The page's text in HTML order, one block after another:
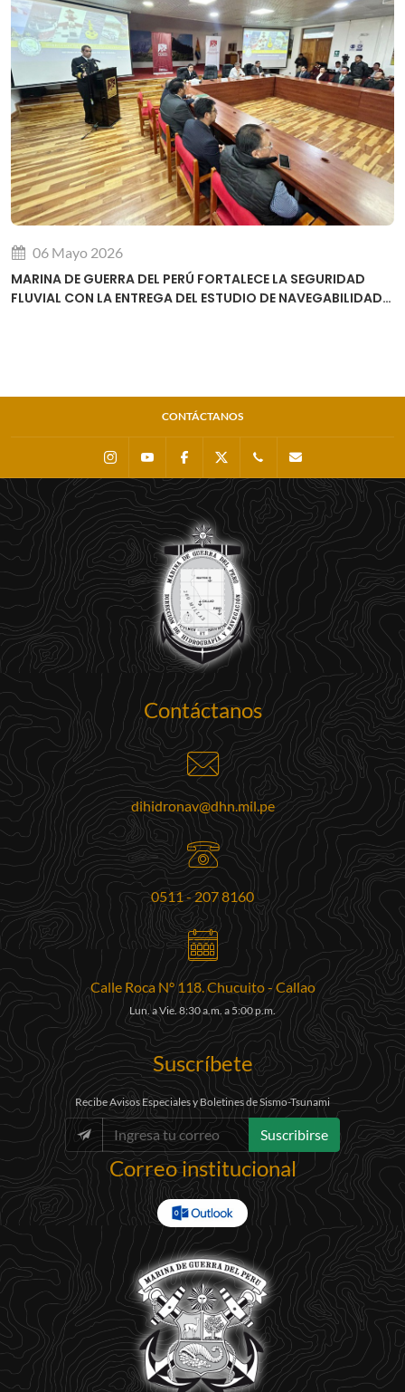
06 Mayo 2026
MARINA DE GUERRA DEL PERÚ FORTALECE LA SEGURIDAD
FLUVIAL CON LA ENTREGA DEL ESTUDIO DE NAVEGABILIDAD
CONTÁCTANOS
InstagramYoutube Facebook 0511 - 207 8160
Contáctanos
dihidronav@dhn.mil.pe
0511 - 207 8160
Calle Roca N° 118. Chucuito - Callao
Lun. a Vie. 8:30 a.m. a 5:00 p.m.
Suscríbete
Recibe Avisos Especiales y Boletines de Sismo-Tsunami
Suscribirse
Correo institucional